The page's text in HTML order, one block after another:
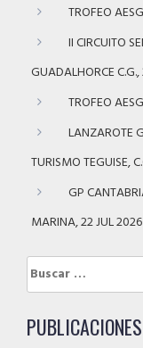
TROFEO
II CIRCUITO
GUADALHORCE
TROFEO
LANZAROTE
TURISMO TEGUISE,
GP
MARINA, 22 JUL 2026
Buscar:
PUBLICACIONES